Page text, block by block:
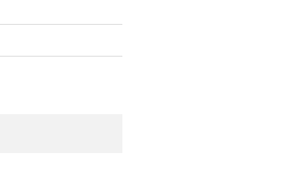
trên thị trường
treo thiết kế kèm
nhà mà không sợ